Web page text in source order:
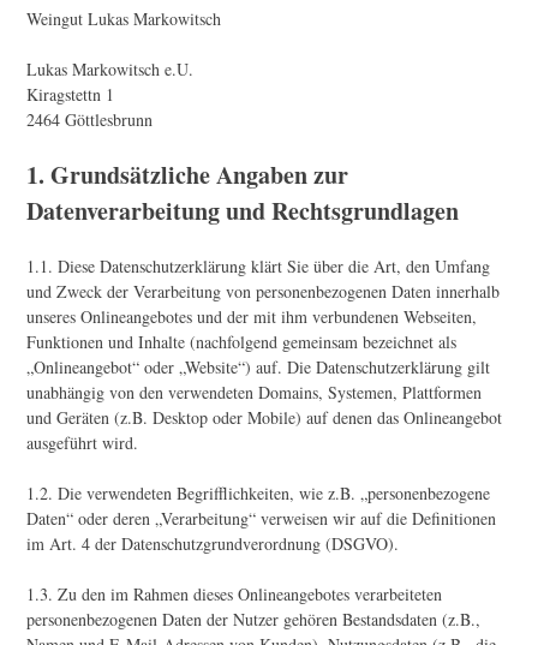
Weingut Lukas Markowitsch
Lukas Markowitsch e.U.
Kiragstettn 1
2464 Göttlesbrunn
1. Grundsätzliche Angaben zur
Datenverarbeitung und Rechtsgrundlagen
1.1. Diese Datenschutzerklärung klärt Sie über die Art, den Umfang
und Zweck der Verarbeitung von personenbezogenen Daten innerhalb
unseres Onlineangebotes und der mit ihm verbundenen Webseiten,
Funktionen und Inhalte (nachfolgend gemeinsam bezeichnet als
„Onlineangebot“ oder „Website“) auf. Die Datenschutzerklärung gilt
unabhängig von den verwendeten Domains, Systemen, Plattformen
und Geräten (z.B. Desktop oder Mobile) auf denen das Onlineangebot
ausgeführt wird.
1.2. Die verwendeten Begrifflichkeiten, wie z.B. „personenbezogene
Daten“ oder deren „Verarbeitung“ verweisen wir auf die Definitionen
im Art. 4 der Datenschutzgrundverordnung (DSGVO).
1.3. Zu den im Rahmen dieses Onlineangebotes verarbeiteten
personenbezogenen Daten der Nutzer gehören Bestandsdaten (z.B.,